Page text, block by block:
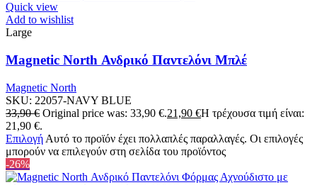
Quick view
Add to wishlist
Large
Magnetic North Ανδρικό Παντελόνι Μπλέ
Magnetic North
SKU: 22057-NAVY BLUE
33,90€ Original price was: 33,90 €.21,90 €Η τρέχουσα τιμή είναι:
21,90 €.
Επιλογή Αυτό το προϊόν έχει πολλαπλές παραλλαγές. Οι επιλογές
μπορούν να επιλεγούν στη σελίδα του προϊόντος
-26%